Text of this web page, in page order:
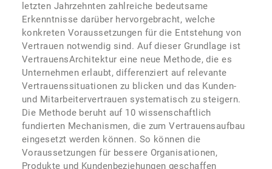
letzten Jahrzehnten zahlreiche bedeutsame
Erkenntnisse darüber hervorgebracht, welche
konkreten Voraussetzungen für die Entstehung von
Vertrauen notwendig sind. Auf dieser Grundlage ist
VertrauensArchitektur eine neue Methode, die es
Unternehmen erlaubt, differenziert auf relevante
Vertrauenssituationen zu blicken und das Kunden-
und Mitarbeitervertrauen systematisch zu steigern.
Die Methode beruht auf 10 wissenschaftlich
fundierten Mechanismen, die zum Vertrauensaufbau
eingesetzt werden können. So können die
Voraussetzungen für bessere Organisationen,
Produkte und Kundenbeziehungen geschaffen